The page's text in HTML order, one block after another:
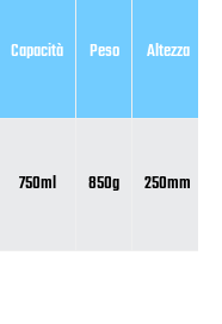
Capacità Peso Altezza
750ml 850g 250mm